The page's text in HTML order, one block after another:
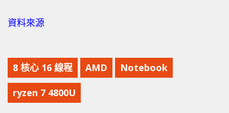
資料來源
8 核心 16 線程 AMD Notebook
ryzen 7 4800U